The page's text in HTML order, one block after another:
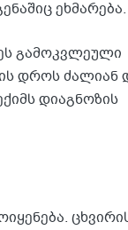
ეხმარება.
გამოკვლეული
დროს ძალიან
დიაგნოზის